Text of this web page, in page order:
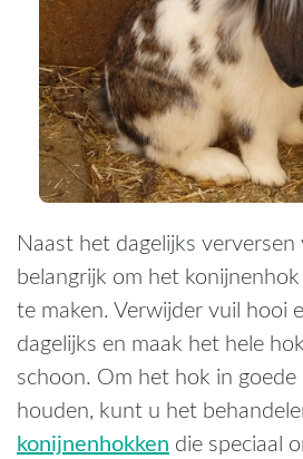
Naast het dagelijks
belangrijk om het
te maken. Verwijder vuil hooi
dagelijks en maak het hele
schoon. Om het hok in
houden, kunt u het
konijnenhokken die speciaal